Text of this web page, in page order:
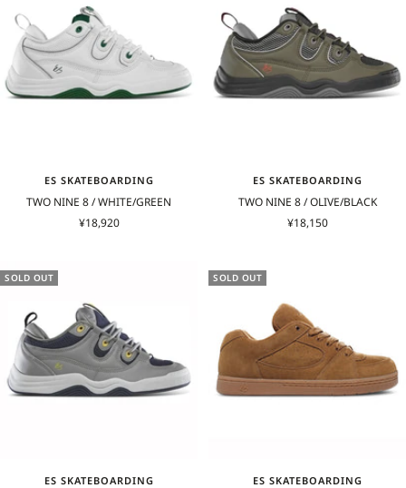
ES SKATEBOARDING
TWO NINE 8 / WHITE/GREEN
セ
¥18,920
ES SKATEBOARDING
TWO NINE 8 / OLIVE/BLACK
セ
¥18,150
SOLD OUT
ES SKATEBOARDING
SOLD OUT
ES SKATEBOARDING